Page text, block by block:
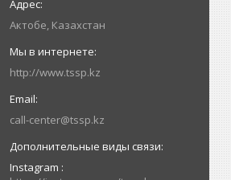
Актобе, Казахстан
http://www.tssp.kz
call-center@tssp.kz
Instagram